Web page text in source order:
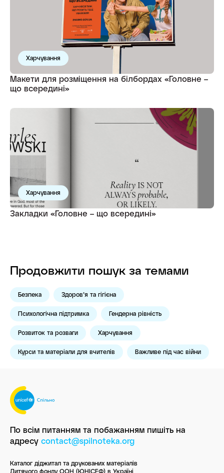
Харчування
Макети для розміщення на білбордах «Головне –
що всередині»
Харчування
Закладки «Головне – що всередині»
Продовжити пошук за темами
Безпека Здоров’я та гігієна
Психологічна підтримка Гендерна рівність
Розвиток та розваги Харчування
Курси та матеріали для вчителів Важливе під час війни
По всім питанням та побажанням пишіть на
адресу contact@spilnoteka.org
Каталог діджитал та друкованих матеріалів
Дитячого фонду ООН (ЮНІСЕФ) в Україні